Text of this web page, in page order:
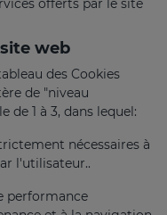
offerts par le site
web
des Cookies
de "niveau
de 1 à 3, dans lequel:
nécessaires à
l'utilisateur..
performance